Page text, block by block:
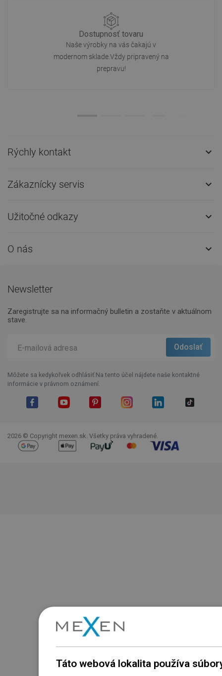
Dostupnosť tovaru
Naše výrobky na vás čakajú v
modernom sklade.Vždy pripravený na
prepravu!
Rýchly kontakt 
Zákaznícky servis 
Užitočné odkazy 
O nás 
Newsletter
Zaregistrujte sa na informačný bulletin a zostaňte v aktuálnom
stave.
Môžete sa kedykoľvek odhlásiť.Na tento účel nájdete naše kontaktné
informácie v právnom oznámení.
2026 © Copyright mexen.sk. Všetky práva vyhradené.
Táto webová lokalita používa